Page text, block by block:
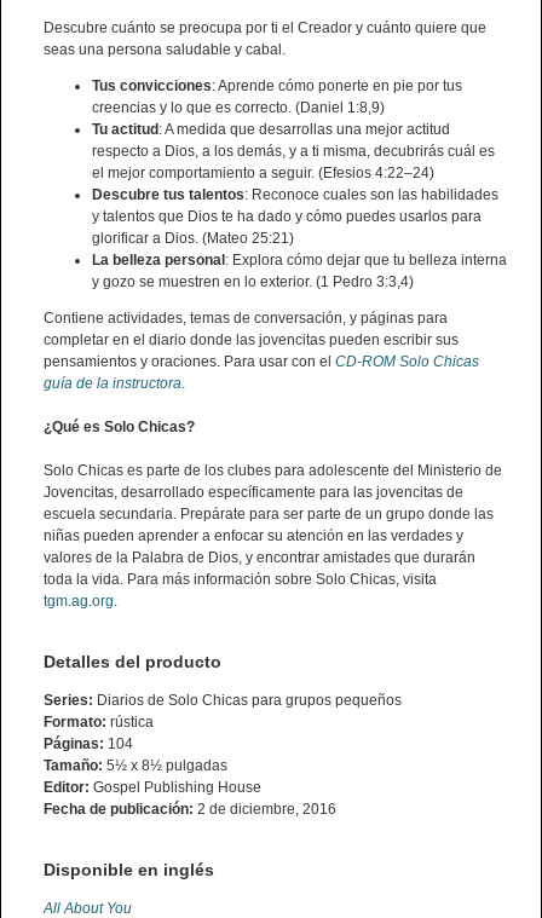
Descubre cuánto se preocupa por ti el Creador y cuánto quiere que
seas una persona saludable y cabal.
Tus convicciones: Aprende cómo ponerte en pie por tus
creencias y lo que es correcto. (Daniel 1:8,9)
Tu actitud: A medida que desarrollas una mejor actitud
respecto a Dios, a los demás, y a ti misma, decubrirás cuál es
el mejor comportamiento a seguir. (Efesios 4:22–24)
Descubre tus talentos: Reconoce cuales son las habilidades
y talentos que Dios te ha dado y cómo puedes usarlos para
glorificar a Dios. (Mateo 25:21)
La belleza personal: Explora cómo dejar que tu belleza interna
y gozo se muestren en lo exterior. (1 Pedro 3:3,4)
Contiene actividades, temas de conversación, y páginas para
completar en el diario donde las jovencitas pueden escribir sus
pensamientos y oraciones. Para usar con el CD-ROM Solo Chicas
guía de la instructora
¿Qué es Solo Chicas?
Solo Chicas es parte de los clubes para adolescente del Ministerio de
Jovencitas, desarrollado específicamente para las jovencitas de
escuela secundaria. Prepárate para ser parte de un grupo donde las
niñas pueden aprender a enfocar su atención en las verdades y
valores de la Palabra de Dios, y encontrar amistades que durarán
toda la vida. Para más información sobre Solo Chicas, visita
tgm.ag.org
Detalles del producto
Series: Diarios de Solo Chicas para grupos pequeños
Formato: rústica
Páginas: 104
Tamaño: 5½ x 8½ pulgadas
Editor: Gospel Publishing House
Fecha de publicación: 2 de diciembre, 2016
Disponible en inglés
All About You